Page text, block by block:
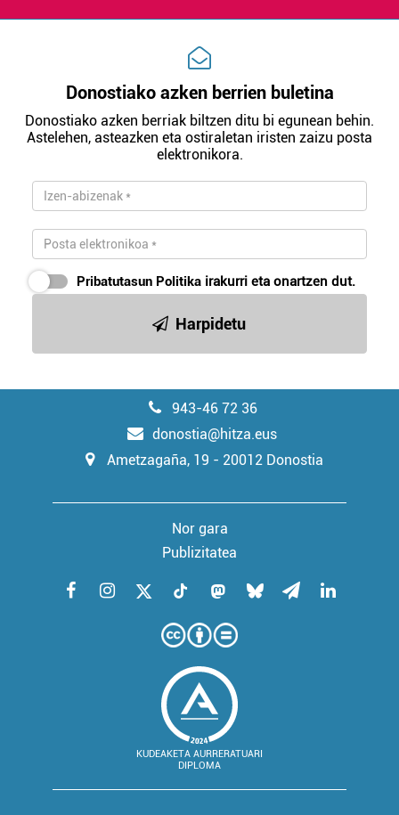
Donostiako azken berrien buletina
Donostiako azken berriak biltzen ditu bi egunean behin.
Astelehen, asteazken eta ostiraletan iristen zaizu posta
elektronikora.
Pribatutasun Politika irakurri eta onartzen dut.
Harpidetu
943-46 72 36
donostia@hitza.eus
Ametzagaña, 19 - 20012 Donostia
Nor gara
Publizitatea
KUDEAKETA AURRERATUARI
DIPLOMA